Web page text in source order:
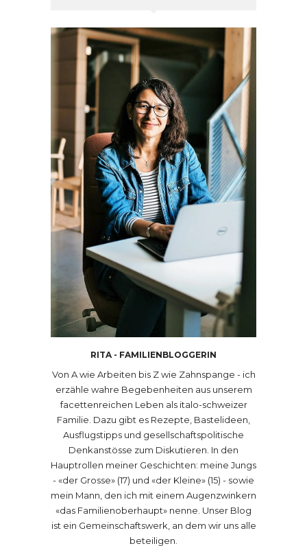
RITA - FAMILIENBLOGGERIN
Von A wie Arbeiten bis Z wie Zahnspange - ich
erzähle wahre Begebenheiten aus unserem
facettenreichen Leben als italo-schweizer
Familie. Dazu gibt es Rezepte, Bastelideen,
Ausflugstipps und gesellschaftspolitische
Denkanstösse zum Diskutieren. In den
Hauptrollen meiner Geschichten: meine Jungs
- «der Grosse» (17) und «der Kleine» (15) - sowie
mein Mann, den ich mit einem Augenzwinkern
«das Familienoberhaupt» nenne. Unser Blog
ist ein Gemeinschaftswerk, an dem wir uns alle
beteiligen.